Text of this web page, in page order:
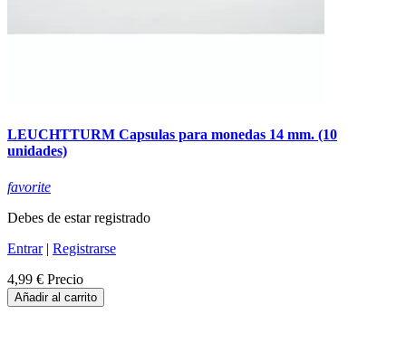
LEUCHTTURM Capsulas para monedas 14 mm. (10
unidades)
favorite
Debes de estar registrado
Entrar| Registrarse
4,99 € Precio
Añadir al carrito